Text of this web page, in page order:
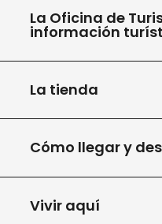
La Oficina de
información
La tienda
Cómo llegar y
Vivir aquí
?
informativo
!